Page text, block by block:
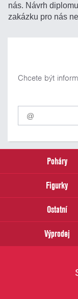
nás. Návrh
zakázku pro nás
Chcete být
Pro
odběr
našich
email
Poháry
Figurky
Ostatní
Výprodej